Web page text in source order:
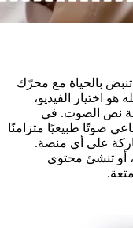
بالحياة مع محرّك
اختيار الفيديو،
نص الصوت. في
صوتًا طبيعيًا متزامنًا
على أي منصة.
أو تنشئ محتوى